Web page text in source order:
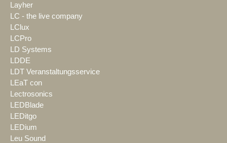
Layher
LC - the live company
LClux
LCPro
LD Systems
LDDE
LDT Veranstaltungsservice
LEaT con
Lectrosonics
LEDBlade
LEDitgo
LEDium
Leu Sound